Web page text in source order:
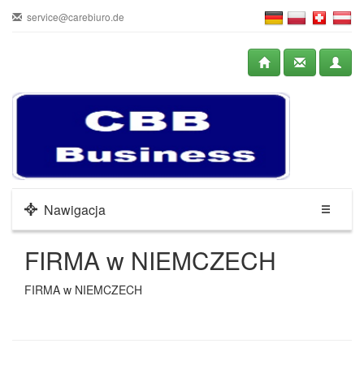
service@carebiuro.de
Nawigacja
FIRMA w NIEMCZECH
FIRMA w NIEMCZECH